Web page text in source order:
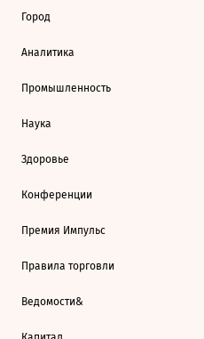
Город
Аналитика
Промышленность
Наука
Здоровье
Конференции
Премия Импульс
Правила торговли
Ведомости&